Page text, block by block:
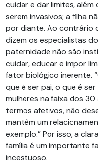
cuidar e dar limites,
serem invasivos; a filha
por diante. Ao contrário
dizem os especialistas
paternidade não são
cuidar, educar e impor
fator biológico inerente.
que é ser pai, o que é ser
mulheres na faixa dos
termos afetivos, não
mantêm um
exemplo.” Por isso, a
família é um importante
incestuoso.